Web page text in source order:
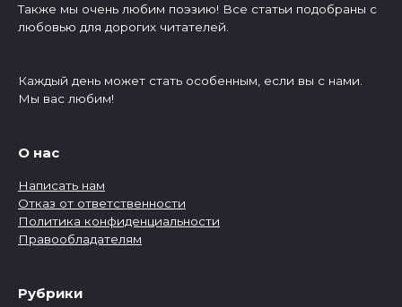
Также мы очень любим поэзию! Все статьи подобраны с
любовью для дорогих читателей.
Каждый день может стать особенным, если вы с нами.
Мы вас любим!
О нас
Написать нам
Отказ от ответственности
Политика конфиденциальности
Правообладателям
Рубрики